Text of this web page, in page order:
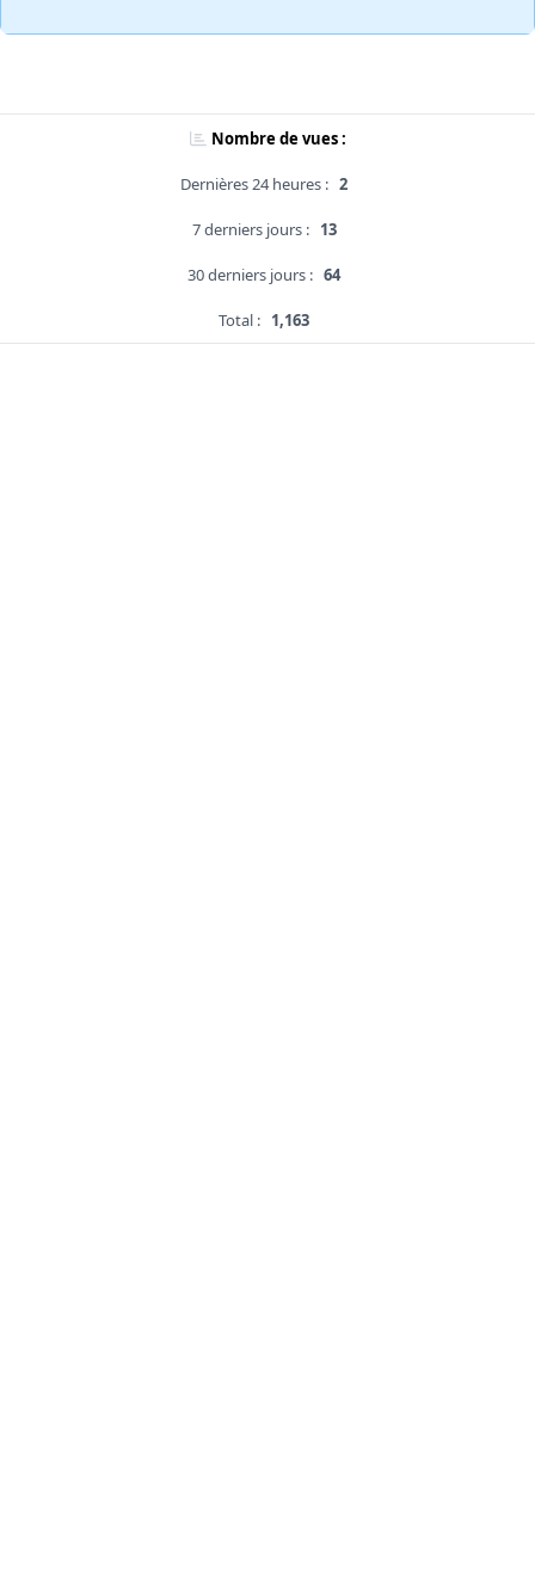
Nombre de vues :
Dernières 24 heures : 2
7 derniers jours : 13
30 derniers jours : 64
Total : 1,163